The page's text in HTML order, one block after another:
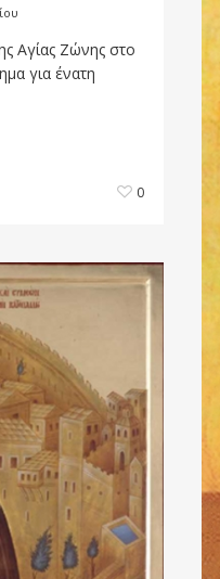
Αγίας Ζώνης στο
για ένατη
0